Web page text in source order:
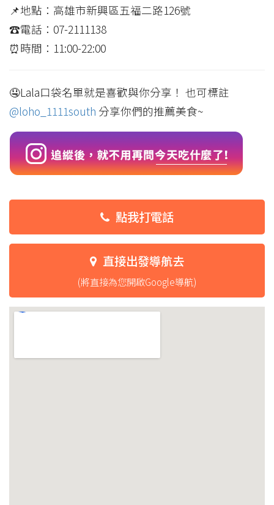
📌地點：高雄市新興區五福二路126號
☎️電話：07-2111138
⏰時間：11:00-22:00
🤤Lala口袋名單就是喜歡與你分享！ 也可標註
@loho_1111south 分享你們的推薦美食~
點我打電話
直接出發導航去
(將直接為您開啟Google導航)